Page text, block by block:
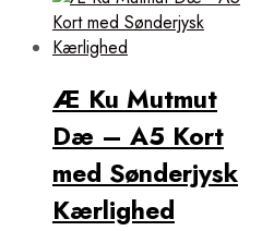
Æ Ku Mutmut
Dæ – A5 Kort
med Sønderjysk
Kærlighed